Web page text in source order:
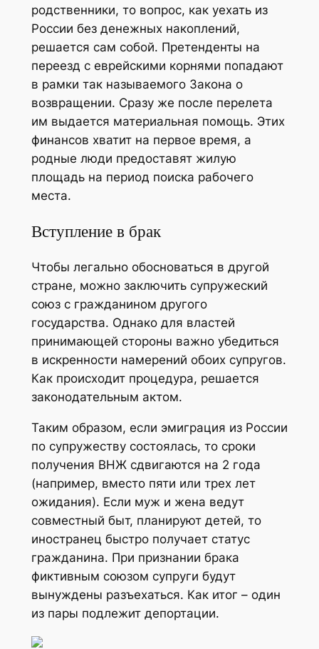
родственники, то вопрос, как уехать из
России без денежных накоплений,
решается сам собой. Претенденты на
переезд с еврейскими корнями попадают
в рамки так называемого Закона о
возвращении. Сразу же после перелета
им выдается материальная помощь. Этих
финансов хватит на первое время, а
родные люди предоставят жилую
площадь на период поиска рабочего
места.
Вступление в брак
Чтобы легально обосноваться в другой
стране, можно заключить супружеский
союз с гражданином другого
государства. Однако для властей
принимающей стороны важно убедиться
в искренности намерений обоих супругов.
Как происходит процедура, решается
законодательным актом.
Таким образом, если эмиграция из России
по супружеству состоялась, то сроки
получения ВНЖ сдвигаются на 2 года
(например, вместо пяти или трех лет
ожидания). Если муж и жена ведут
совместный быт, планируют детей, то
иностранец быстро получает статус
гражданина. При признании брака
фиктивным союзом супруги будут
вынуждены разъехаться. Как итог – один
из пары подлежит депортации.